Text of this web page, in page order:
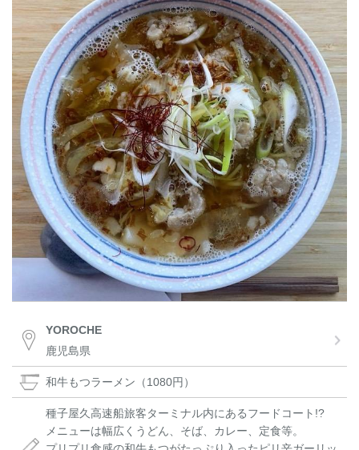
YOROCHE
鹿児島県
和牛もつラーメン（1080円）
種子屋久高速船旅客ターミナル内にあるフードコート!?
メニューは幅広くうどん、そば、カレー、定食等。